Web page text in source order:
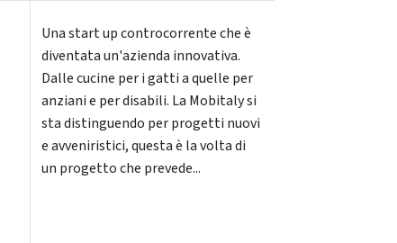
Una start up controcorrente che è
diventata un'azienda innovativa.
Dalle cucine per i gatti a quelle per
anziani e per disabili. La Mobitaly si
sta distinguendo per progetti nuovi
e avveniristici, questa è la volta di
un progetto che prevede...